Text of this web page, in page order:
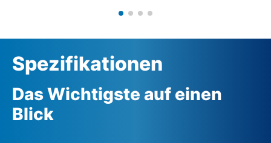
Spezifikationen
Das Wichtigste auf einen
Blick